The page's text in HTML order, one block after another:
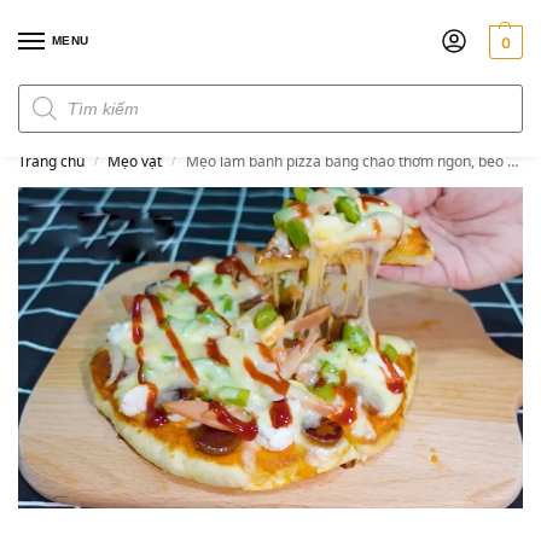
MENU 0
Trang chủ / Mẹo vặt / Mẹo làm bánh pizza bằng chảo thơm ngon, béo ngậy không cần lò nướng